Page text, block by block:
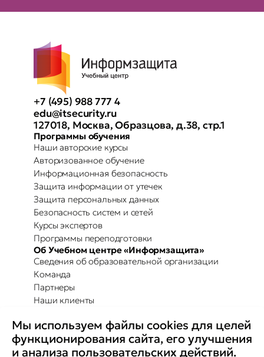
+7 (495) 988 777 4
edu@itsecurity.ru
127018, Москва, Образцова, д.38, стр.1
Программы обучения
Наши авторские курсы
Авторизованное обучение
Информационная безопасность
Защита информации от утечек
Защита персональных данных
Безопасность систем и сетей
Курсы экспертов
Программы переподготовки
Об Учебном центре «Информзащита»
Сведения об образовательной организации
Команда
Партнеры
Наши клиенты
Повышение осведомленности
Партнерство с Secure-T
Преимущества для бизнеса
Мы используем файлы cookies для целей
функционирования сайта, его улучшения
и анализа пользовательских действий.